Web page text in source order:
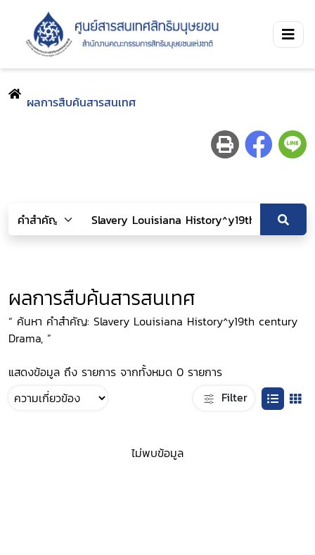
ผลการสืบค้นสารสนเทศ
ผลการสืบค้นสารสนเทศ
“ ค้นหา คำสำคัญ: Slavery Louisiana History^y19th century
Drama, ”
แสดงข้อมูล ถึง รายการ จากทั้งหมด 0 รายการ
Filter
ไม่พบข้อมูล